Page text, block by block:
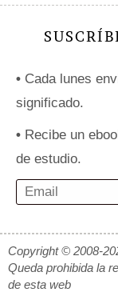
• Cada lunes
significado.
• Recibe un
de estudio.
Copyright © 2008-
Queda prohibida la
de esta web